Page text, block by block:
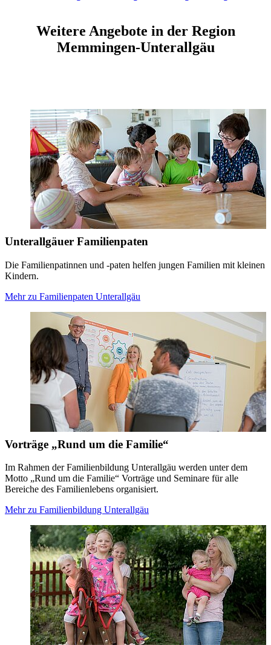
Weitere Angebote in der Region
Memmingen-Unterallgäu
Unterallgäuer Familienpaten
Die Familienpatinnen und -paten helfen jungen Familien mit kleinen
Kindern.
Mehr zu Familienpaten Unterallgäu
Vorträge „Rund um die Familie“
Im Rahmen der Familienbildung Unterallgäu werden unter dem
Motto „Rund um die Familie“ Vorträge und Seminare für alle
Bereiche des Familienlebens organisiert.
Mehr zu Familienbildung Unterallgäu